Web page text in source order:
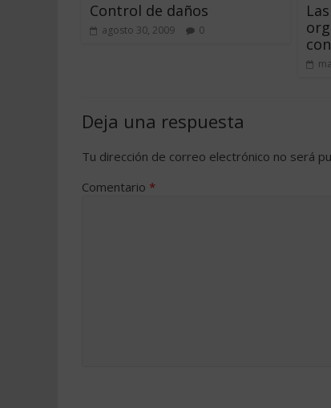
Control de daños
agosto 30, 2009 0
Deja una respuesta
Tu dirección de correo electrónico no será
Comentario *